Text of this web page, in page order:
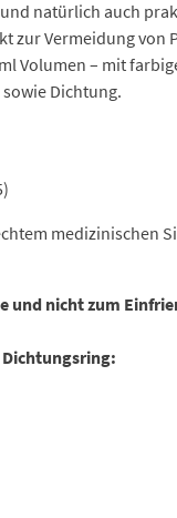
natürlich auch
zur Vermeidung von
Volumen – mit
Dichtung.
medizinischen
und nicht zum
Dichtungsring: